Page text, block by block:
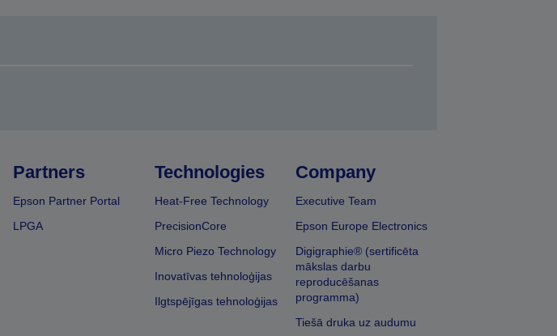
Partners
Epson Partner Portal
LPGA
Technologies
Heat-Free Technology
PrecisionCore
Micro Piezo Technology
Inovatīvas tehnoloģijas
Ilgtspējīgas tehnoloģijas
Company
Executive Team
Epson Europe Electronics
Digigraphie® (sertificēta
mākslas darbu
reproducēšanas
programma)
Tiešā druka uz audumu